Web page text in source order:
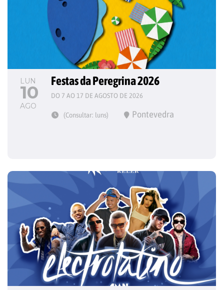
LUN
10
AGO
Festas da Peregrina 2026
DO 7 AO 17 DE AGOSTO DE 2026
(Consultar: luns) Pontevedra